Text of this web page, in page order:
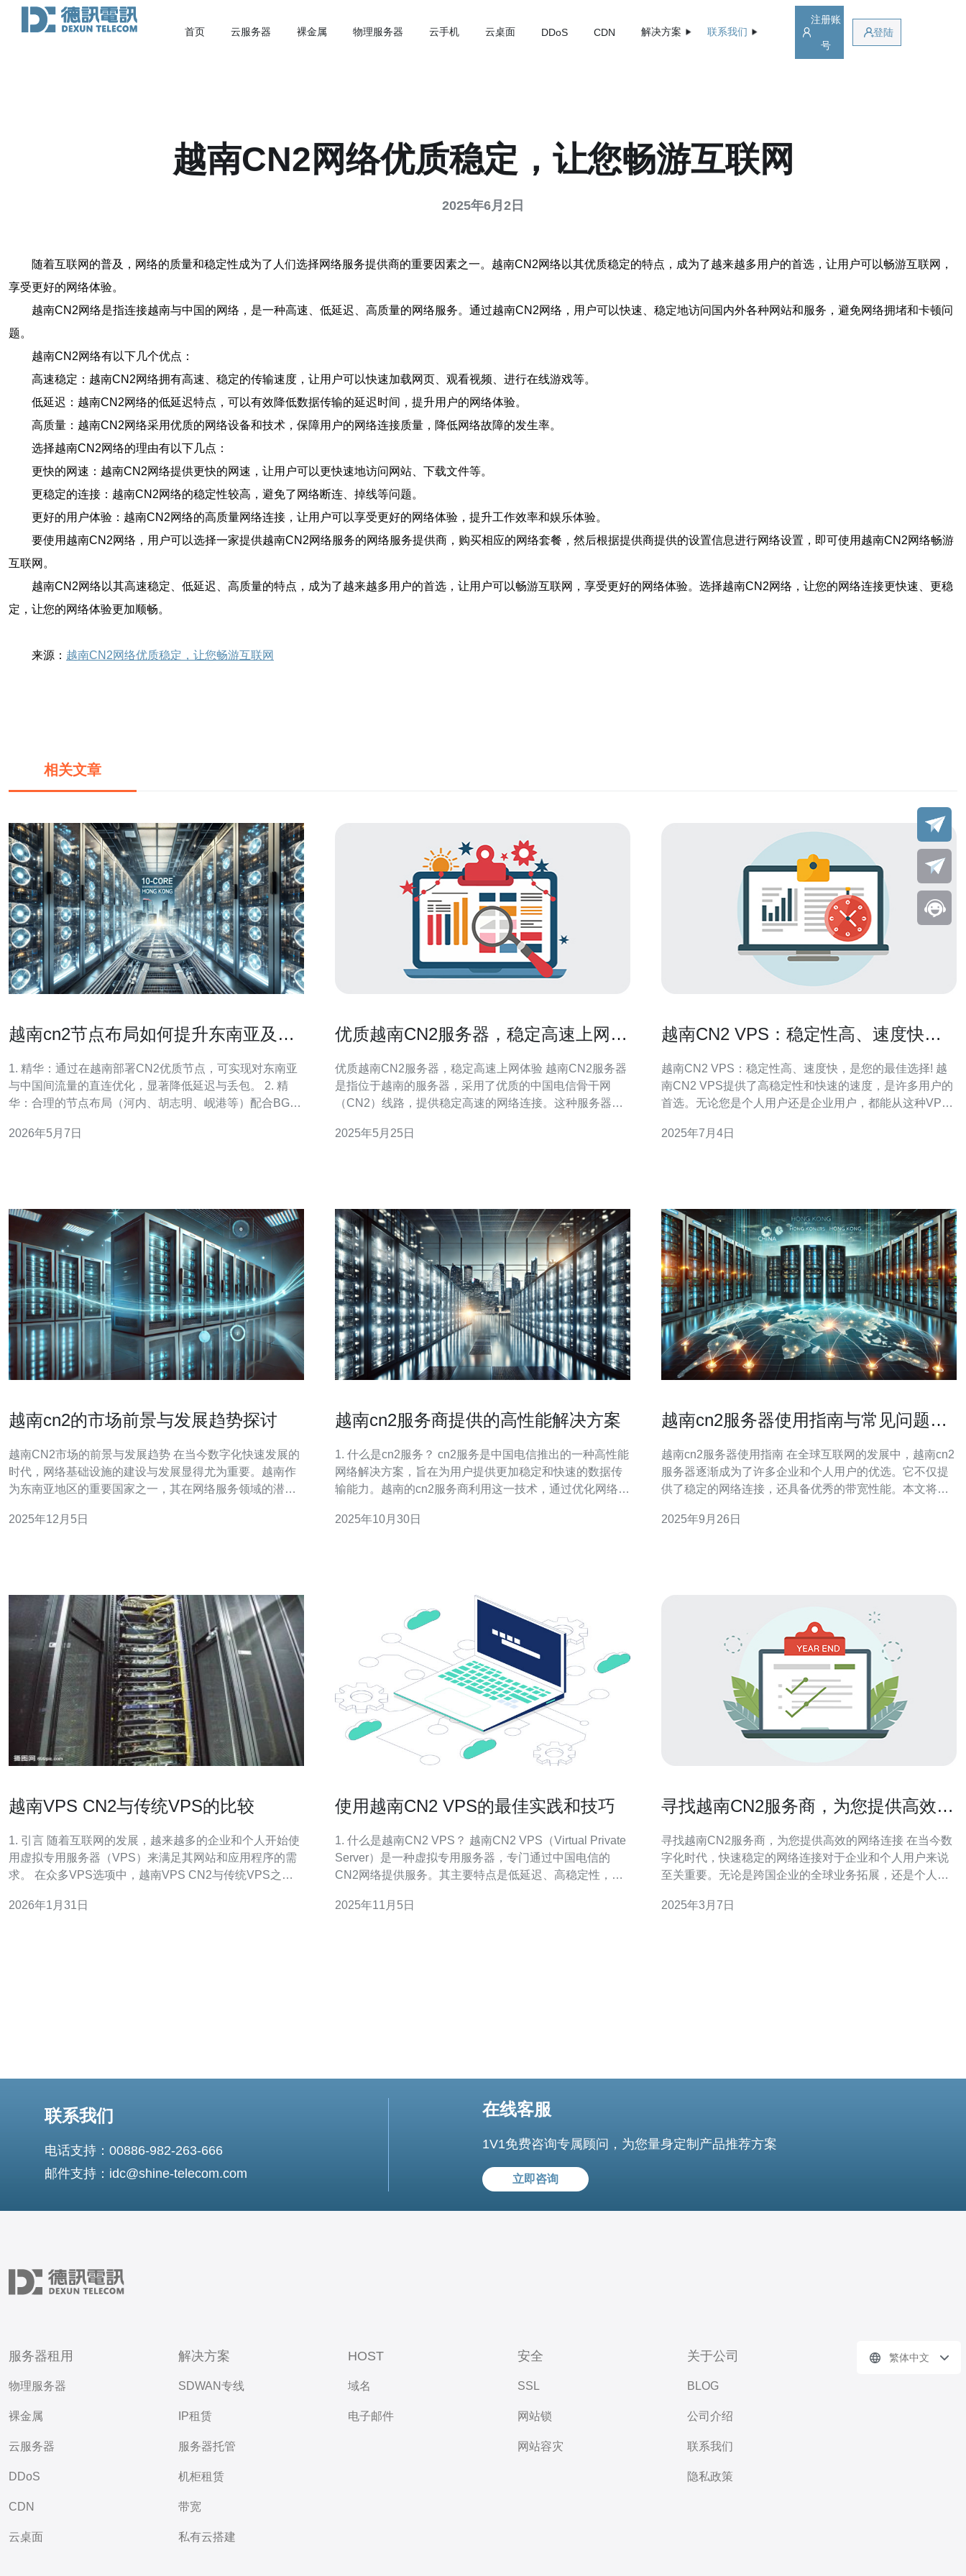
首页 云服务器 裸金属 物理服务器 云手机 云桌面 DDoS CDN 解决方案 联系我们
注册账
号
登陆
越南CN2网络优质稳定，让您畅游互联网
2025年6月2日
随着互联网的普及，网络的质量和稳定性成为了人们选择网络服务提供商的重要因素之一。越南CN2网络以其优质稳定的特点，成为了越来越多用户的首选，让用户可以畅游互联网，
享受更好的网络体验。
越南CN2网络是指连接越南与中国的网络，是一种高速、低延迟、高质量的网络服务。通过越南CN2网络，用户可以快速、稳定地访问国内外各种网站和服务，避免网络拥堵和卡顿问
题。
越南CN2网络有以下几个优点：
高速稳定：越南CN2网络拥有高速、稳定的传输速度，让用户可以快速加载网页、观看视频、进行在线游戏等。
低延迟：越南CN2网络的低延迟特点，可以有效降低数据传输的延迟时间，提升用户的网络体验。
高质量：越南CN2网络采用优质的网络设备和技术，保障用户的网络连接质量，降低网络故障的发生率。
选择越南CN2网络的理由有以下几点：
更快的网速：越南CN2网络提供更快的网速，让用户可以更快速地访问网站、下载文件等。
更稳定的连接：越南CN2网络的稳定性较高，避免了网络断连、掉线等问题。
更好的用户体验：越南CN2网络的高质量网络连接，让用户可以享受更好的网络体验，提升工作效率和娱乐体验。
要使用越南CN2网络，用户可以选择一家提供越南CN2网络服务的网络服务提供商，购买相应的网络套餐，然后根据提供商提供的设置信息进行网络设置，即可使用越南CN2网络畅游
互联网。
越南CN2网络以其高速稳定、低延迟、高质量的特点，成为了越来越多用户的首选，让用户可以畅游互联网，享受更好的网络体验。选择越南CN2网络，让您的网络连接更快速、更稳
定，让您的网络体验更加顺畅。
来源： 越南CN2网络优质稳定，让您畅游互联网
相关文章
越南cn2节点布局如何提升东南亚及中
1. 精华：通过在越南部署CN2优质节点，可实现对东南亚
与中国间流量的直连优化，显著降低延迟与丢包。 2. 精
华：合理的节点布局（河内、胡志明、岘港等）配合BGP
300ms压缩到80—120ms的可量化范围。 3. 精华：面向网
2026年5月7日
优质越南CN2服务器，稳定高速上网体
优质越南CN2服务器，稳定高速上网体验 越南CN2服务器
是指位于越南的服务器，采用了优质的中国电信骨干网
（CN2）线路，提供稳定高速的网络连接。这种服务器经
络速度和稳定性。 越南CN2服务器具有以下几个优点： 稳
2025年5月25日
越南CN2 VPS：稳定性高、速度快，
越南CN2 VPS：稳定性高、速度快，是您的最佳选择! 越
南CN2 VPS提供了高稳定性和快速的速度，是许多用户的
首选。无论您是个人用户还是企业用户，都能从这种VPS
VPS采用了先进的技术和设备，保证了服务器的稳定性。
2025年7月4日
越南cn2的市场前景与发展趋势探讨
越南CN2市场的前景与发展趋势 在当今数字化快速发展的
时代，网络基础设施的建设与发展显得尤为重要。越南作
为东南亚地区的重要国家之一，其在网络服务领域的潜力
字经济带来了新的机遇。本文将深入探讨越南CN2的市场
2025年12月5日
越南cn2服务商提供的高性能解决方案
1. 什么是cn2服务？ cn2服务是中国电信推出的一种高性能
网络解决方案，旨在为用户提供更加稳定和快速的数据传
输能力。越南的cn2服务商利用这一技术，通过优化网络路
更低的延迟和更高的速度。 2. 越南cn2服务商的高性能解
2025年10月30日
越南cn2服务器使用指南与常见问题解
越南cn2服务器使用指南 在全球互联网的发展中，越南cn2
服务器逐渐成为了许多企业和个人用户的优选。它不仅提
供了稳定的网络连接，还具备优秀的带宽性能。本文将为
为您准备的三大精华内容： 1. 越南cn2服务器的优势 2. 如
2025年9月26日
越南VPS CN2与传统VPS的比较
1. 引言 随着互联网的发展，越来越多的企业和个人开始使
用虚拟专用服务器（VPS）来满足其网站和应用程序的需
求。 在众多VPS选项中，越南VPS CN2与传统VPS之间
种VPS的差异，以帮助用户做出明智的选择。 我们将从速
2026年1月31日
使用越南CN2 VPS的最佳实践和技巧
1. 什么是越南CN2 VPS？ 越南CN2 VPS（Virtual Private
Server）是一种虚拟专用服务器，专门通过中国电信的
CN2网络提供服务。其主要特点是低延迟、高稳定性，适
等。 2. 选择合适的越南CN2 VPS服务商 选择一个合适的
2025年11月5日
寻找越南CN2服务商，为您提供高效的
寻找越南CN2服务商，为您提供高效的网络连接 在当今数
字化时代，快速稳定的网络连接对于企业和个人用户来说
至关重要。无论是跨国企业的全球业务拓展，还是个人用
寻找网络服务提供商时，越南CN2服务商是一个值得考虑
2025年3月7日
联系我们
电话支持：00886-982-263-666
邮件支持：idc@shine-telecom.com
在线客服
1V1免费咨询专属顾问，为您量身定制产品推荐方案
立即咨询
服务器租用
物理服务器
裸金属
云服务器
DDoS
CDN
云桌面
解决方案
SDWAN专线
IP租赁
服务器托管
机柜租赁
带宽
私有云搭建
HOST
域名
电子邮件
安全
SSL
网站锁
网站容灾
关于公司
BLOG
公司介绍
联系我们
隐私政策
繁体中文